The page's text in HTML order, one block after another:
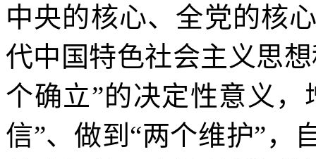
中央的核心、全党的核
代中国特色社会主义思
个确立”的决定性意义，
信”、做到“两个维护”，